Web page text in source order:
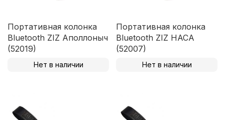
Портативная колонка
Bluetooth ZIZ Аполлоныч
(52019)
Нет в наличии
Портативная колонка
Bluetooth ZIZ НАСА
(52007)
Нет в наличии